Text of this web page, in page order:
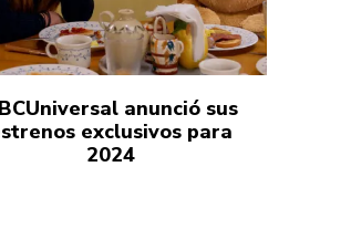
anunció sus
exclusivos para
2024